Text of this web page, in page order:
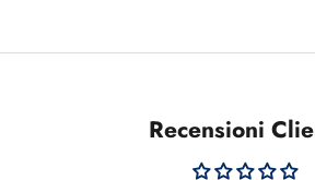
Recensioni